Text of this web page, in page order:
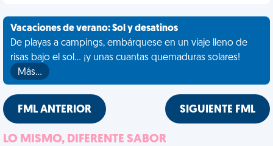
Vacaciones de verano: Sol y desatinos
De playas a campings, embárquese en un viaje lleno de
risas bajo el sol... ¡y unas cuantas quemaduras solares!
Más…
FML ANTERIOR SIGUIENTE FML
LO MISMO, DIFERENTE SABOR